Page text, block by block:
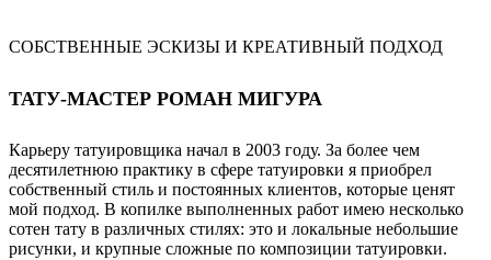
СОБСТВЕННЫЕ ЭСКИЗЫ И КРЕАТИВНЫЙ ПОДХОД
ТАТУ-МАСТЕР РОМАН МИГУРА
Карьеру татуировщика начал в 2003 году. За более чем
десятилетнюю практику в сфере татуировки я приобрел
собственный стиль и постоянных клиентов, которые ценят
мой подход. В копилке выполненных работ имею несколько
сотен тату в различных стилях: это и локальные небольшие
рисунки, и крупные сложные по композиции татуировки.